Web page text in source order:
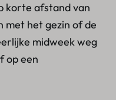
korte afstand van
met het gezin of de
midweek weg
op een